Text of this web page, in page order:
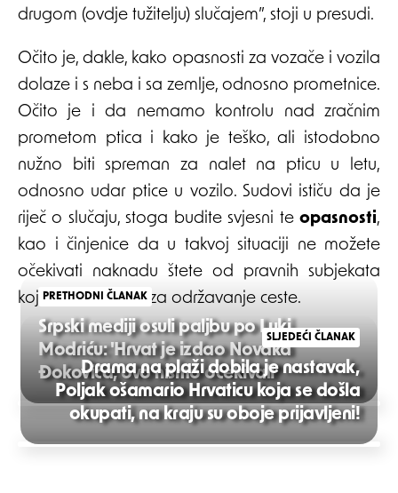
drugom (ovdje tužitelju) slučajem”, stoji u presudi.
Očito je, dakle, kako opasnosti za vozače i vozila
dolaze i s neba i sa zemlje, odnosno prometnice.
Očito je i da nemamo kontrolu nad zračnim
prometom ptica i kako je teško, ali istodobno
nužno biti spreman za nalet na pticu u letu,
odnosno udar ptice u vozilo. Sudovi ističu da je
riječ o slučaju, stoga budite svjesni te opasnosti,
kao i činjenice da u takvoj situaciji ne možete
očekivati naknadu štete od pravnih subjekata
koji su odgovorni za održavanje ceste.
Post
navigation
PRETHODNI ČLANAK
Srpski mediji osuli paljbu po Luki
Modriću: 'Hrvat je izdao Novaka
Đokovića, ovo nismo očekivali'
SLJEDEĆI ČLANAK
Drama na plaži dobila je nastavak,
Poljak ošamario Hrvaticu koja se došla
okupati, na kraju su oboje prijavljeni!